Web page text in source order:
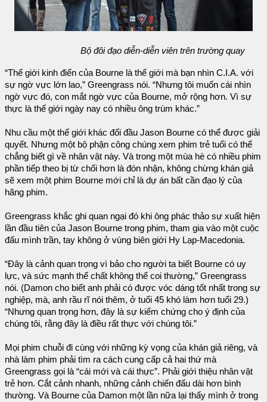
Bộ đôi đạo diễn-diễn viên trên trường quay
“Thế giới kinh điển của Bourne là thế giới mà bạn nhìn C.I.A. với
sự ngờ vực lớn lao,” Greengrass nói. “Nhưng tôi muốn cái nhìn
ngờ vực đó, con mắt ngờ vực của Bourne, mở rộng hơn. Vì sự
thực là thế giới ngày nay có nhiều ông trùm khác.”
Nhu cầu một thế giới khác đối đầu Jason Bourne có thể được giải
quyết. Nhưng một bộ phận công chúng xem phim trẻ tuổi có thể
chẳng biết gì về nhân vật này. Và trong một mùa hè có nhiều phim
phần tiếp theo bị từ chối hơn là đón nhận, không chừng khán giả
sẽ xem một phim Bourne mới chỉ là dự án bất cần đạo lý của
hãng phim.
Greengrass khắc ghi quan ngại đó khi ông phác thảo sự xuất hiện
lần đầu tiên của Jason Bourne trong phim, tham gia vào một cuộc
đấu mình trần, tay không ở vùng biên giới Hy Lạp-Macedonia.
“Đây là cảnh quan trọng vì bảo cho người ta biết Bourne có uy
lực, và sức mạnh thể chất không thể coi thường,” Greengrass
nói. (Damon cho biết anh phải có được vóc dáng tốt nhất trong sự
nghiệp, mà, anh rầu rĩ nói thêm, ở tuổi 45 khó làm hơn tuổi 29.)
“Nhưng quan trọng hơn, đây là sự kiểm chứng cho ý định của
chúng tôi, rằng đây là điều rất thực với chúng tôi.”
Mọi phim chuỗi đi cùng với những kỳ vọng của khán giả riêng, và
nhà làm phim phải tìm ra cách cung cấp cả hai thứ mà
Greengrass gọi là “cái mới và cái thực”. Phải giới thiệu nhân vật
trẻ hơn. Cắt cảnh nhanh, những cảnh chiến đấu dài hơn bình
thường. Và Bourne của Damon một lần nữa lại thấy mình ở trong